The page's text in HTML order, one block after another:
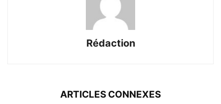
Rédaction
ARTICLES CONNEXES